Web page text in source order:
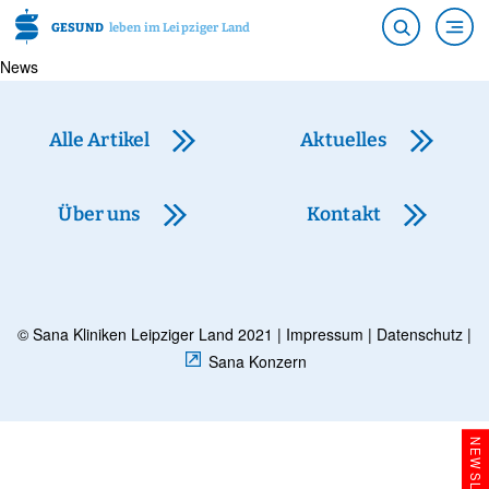
GESUND leben im Leipziger Land
News
Alle Artikel Aktuelles
Über uns Kontakt
© Sana Kliniken Leipziger Land 2021 | Impressum | Datenschutz |
Sana Konzern